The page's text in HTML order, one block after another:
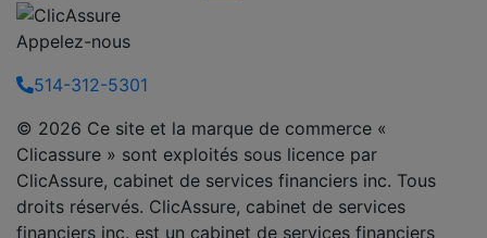
Appelez-nous
514-312-5301
© 2026 Ce site et la marque de commerce «
Clicassure » sont exploités sous licence par
ClicAssure, cabinet de services financiers inc. Tous
droits réservés. ClicAssure, cabinet de services
financiers inc. est un cabinet de services financiers